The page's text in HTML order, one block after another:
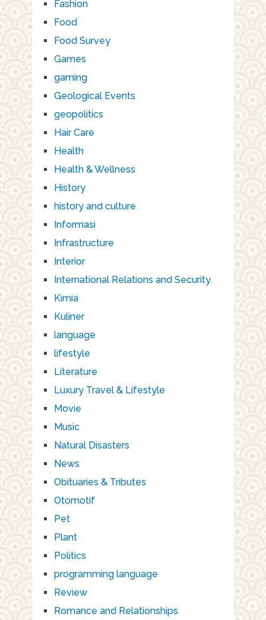
Fashion
Food
Food Survey
Games
gaming
Geological Events
geopolitics
Hair Care
Health
Health & Wellness
History
history and culture
Informasi
Infrastructure
Interior
International Relations and Security.
Kimia
Kuliner
language
lifestyle
Literature
Luxury Travel & Lifestyle
Movie
Music
Natural Disasters
News
Obituaries & Tributes
Otomotif
Pet
Plant
Politics
programming language
Review
Romance and Relationships